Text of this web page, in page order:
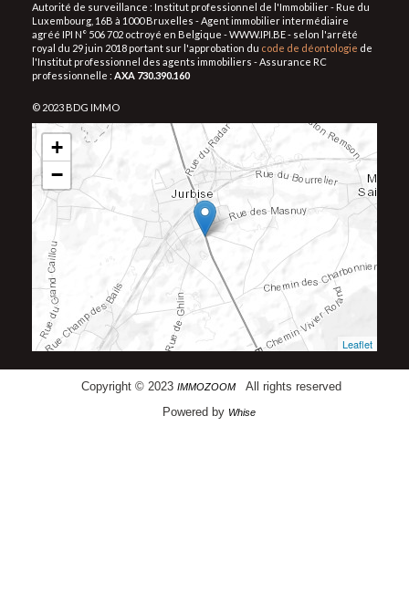
Autorité de surveillance : Institut professionnel de l'Immobilier - Rue du
Luxembourg, 16B à 1000 Bruxelles - Agent immobilier intermédiaire
agréé IPI N° 506 702 octroyé en Belgique - WWW.IPI.BE - selon l'arrêté
royal du 29 juin 2018 portant sur l'approbation du code de déontologie de
l'Institut professionnel des agents immobiliers - Assurance RC
professionnelle : AXA 730.390.160
© 2023 BDG IMMO
+
−
Leaflet
Copyright © 2023 IMMOZOOM
All rights reserved
Powered by Whise